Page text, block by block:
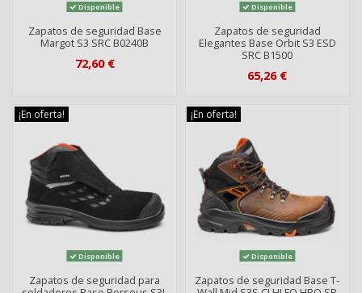
Disponible
Zapatos de seguridad Base
Margot S3 SRC B0240B
72,60 €
Disponible
Zapatos de seguridad
Elegantes Base Orbit S3 ESD
SRC B1500
65,26 €
¡En oferta!
Disponible
Zapatos de seguridad para
¡En oferta!
Disponible
Zapatos de seguridad Base T-